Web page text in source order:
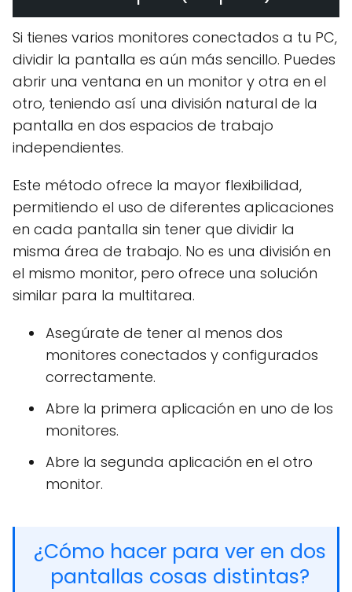
Si tienes varios monitores conectados a tu PC,
dividir la pantalla es aún más sencillo. Puedes
abrir una ventana en un monitor y otra en el
otro, teniendo así una división natural de la
pantalla en dos espacios de trabajo
independientes.
Este método ofrece la mayor flexibilidad,
permitiendo el uso de diferentes aplicaciones
en cada pantalla sin tener que dividir la
misma área de trabajo. No es una división en
el mismo monitor, pero ofrece una solución
similar para la multitarea.
Asegúrate de tener al menos dos
monitores conectados y configurados
correctamente.
Abre la primera aplicación en uno de los
monitores.
Abre la segunda aplicación en el otro
monitor.
¿Cómo hacer para ver en dos
pantallas cosas distintas?